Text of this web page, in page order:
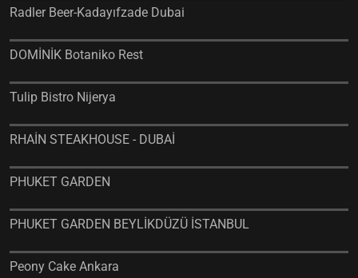
Radler Beer-Kadayıfzade Dubai
DOMİNİK Botaniko Rest
Tulip Bistro Nijerya
RHAİN STEAKHOUSE - DUBAİ
PHUKET GARDEN
PHUKET GARDEN BEYLİKDÜZÜ İSTANBUL
Peony Cake Ankara